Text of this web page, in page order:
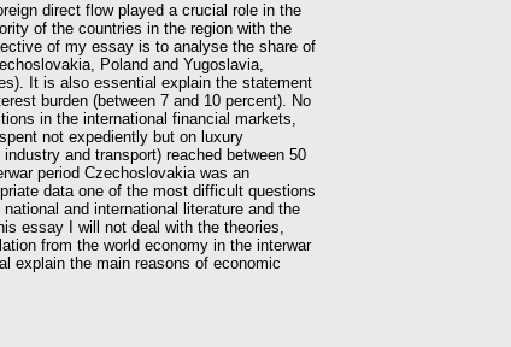
direct flow played a crucial role in the
of the countries in the region with the
of my essay is to analyse the share of
Poland and Yugoslavia,
It is also essential explain the statement
burden (between 7 and 10 percent). No
in the international financial markets,
not expediently but on luxury
and transport) reached between 50
period Czechoslovakia was an
data one of the most difficult questions
and international literature and the
essay I will not deal with the theories,
from the world economy in the interwar
explain the main reasons of economic